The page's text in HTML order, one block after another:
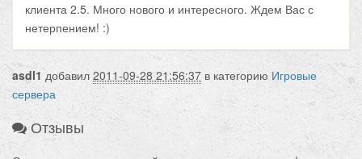
клиента 2.5. Много нового и интересного. Ждем Вас с
нетерпением! :)
asdl1 добавил 2011-09-28 21:56:37 в категорию Игровые
сервера
Отзывы